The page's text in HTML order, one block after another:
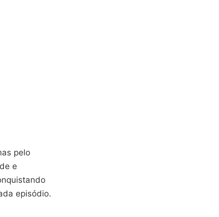
pelo
e
episódio.